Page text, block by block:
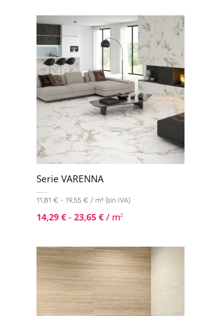
Serie VARENNA
11,81 € - 19,55 € / m² (sin IVA)
14,29 € - 23,65 € / m2